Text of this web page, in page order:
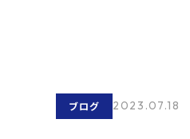
ブログ 2023.07.18